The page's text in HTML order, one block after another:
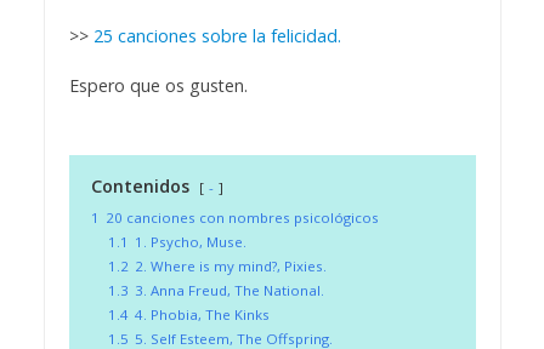
>> 25 canciones sobre la felicidad.
Espero que os gusten.
Contenidos
-
1 20 canciones con nombres psicológicos
1.1 1. Psycho, Muse.
1.2 2. Where is my mind?, Pixies.
1.3 3. Anna Freud, The National.
1.4 4. Phobia, The Kinks
1.5 5. Self Esteem, The Offspring.